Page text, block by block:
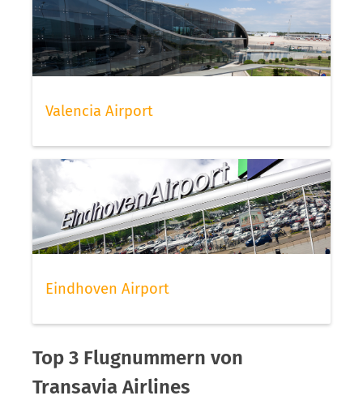
Valencia Airport
Eindhoven Airport
Top 3 Flugnummern von
Transavia Airlines